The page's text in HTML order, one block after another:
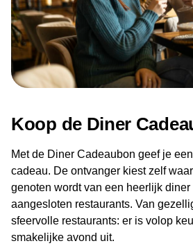
Koop de Diner
Met de Diner Cadeaubon geef je
cadeau. De ontvanger kiest zelf
genoten wordt van een heerlijk
aangesloten restaurants. Van
sfeervolle restaurants: er is volop
smakelijke avond uit.